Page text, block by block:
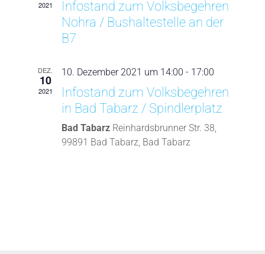
2021
Infostand zum Volksbegehren
Nohra / Bushaltestelle an der
B7
DEZ.
10
2021
10. Dezember 2021 um 14:00 - 17:00
Infostand zum Volksbegehren
in Bad Tabarz / Spindlerplatz
Bad Tabarz Reinhardsbrunner Str. 38,
99891 Bad Tabarz, Bad Tabarz